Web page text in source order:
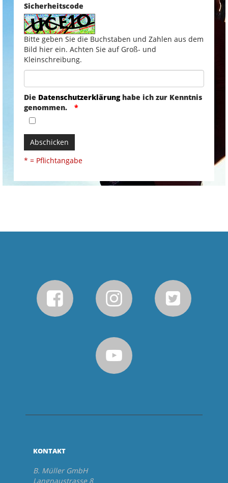
Sicherheitscode
Bitte geben Sie die Buchstaben und Zahlen aus dem
Bild hier ein. Achten Sie auf Groß- und
Kleinschreibung.
Die Datenschutzerklärunghabe ich zur Kenntnis
genommen.
Abschicken
* = Pflichtangabe
KONTAKT
B. Müller GmbH
Langnaustrasse 8